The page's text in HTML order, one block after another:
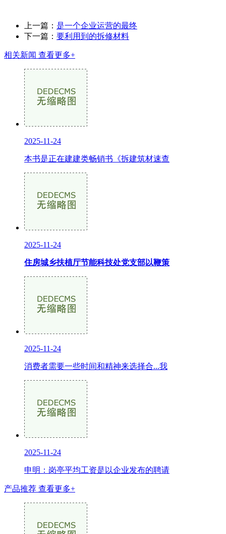
上一篇： 是一个企业运营的最终
下一篇： 要利用到的拆修材料
相关新闻 查看更多+
2025-11-24
本书是正在建建类畅销书《拆建筑材速查
2025-11-24
住房城乡扶植厅节能科技处党支部以鞭策
2025-11-24
消费者需要一些时间和精神来选择合...我
2025-11-24
申明：岗亭平均工资是以企业发布的聘请
产品推荐 查看更多+